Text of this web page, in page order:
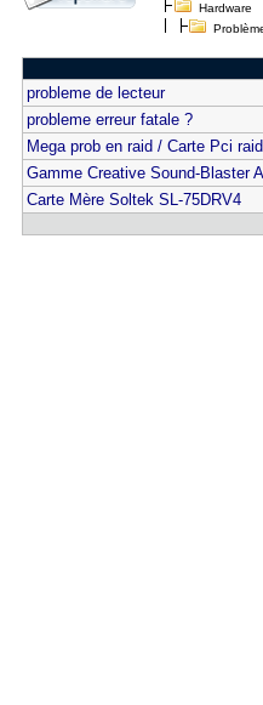
Hardware
probleme de lecteur
probleme erreur fatale ?
Mega prob en raid / Carte Pci raid
Gamme Creative Sound-Blaster
Carte Mère Soltek SL-75DRV4